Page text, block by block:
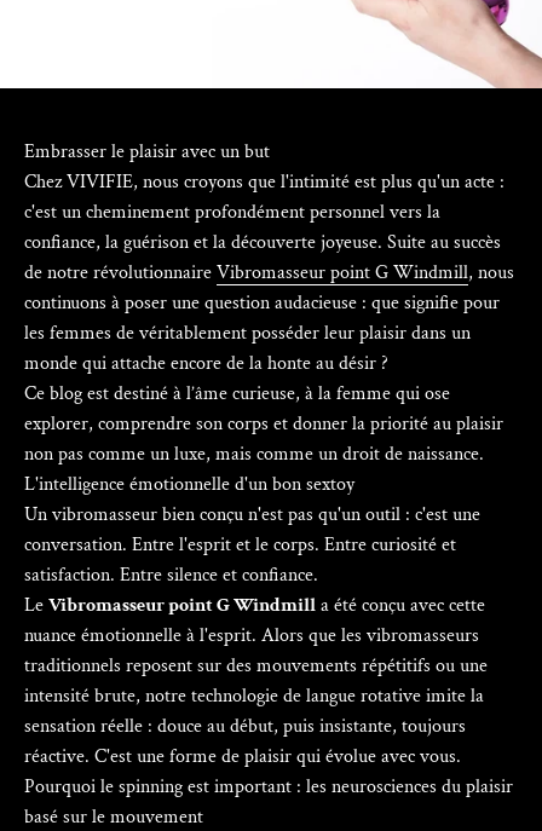
Embrasser le plaisir avec un but
Chez VIVIFIE, nous croyons que l'intimité est plus qu'un acte :
c'est un cheminement profondément personnel vers la
confiance, la guérison et la découverte joyeuse. Suite au succès
de notre révolutionnaireVibromasseur point G Windmill, nous
continuons à poser une question audacieuse : que signifie pour
les femmes de véritablement posséder leur plaisir dans un
monde qui attache encore de la honte au désir ?
Ce blog est destiné à l’âme curieuse, à la femme qui ose
explorer, comprendre son corps et donner la priorité au plaisir
non pas comme un luxe, mais comme un droit de naissance.
L'intelligence émotionnelle d'un bon sextoy
Un vibromasseur bien conçu n'est pas qu'un outil : c'est une
conversation. Entre l'esprit et le corps. Entre curiosité et
satisfaction. Entre silence et confiance.
LeVibromasseur point G Windmilla été conçu avec cette
nuance émotionnelle à l'esprit. Alors que les vibromasseurs
traditionnels reposent sur des mouvements répétitifs ou une
intensité brute, notre technologie de langue rotative imite la
sensation réelle : douce au début, puis insistante, toujours
réactive. C'est une forme de plaisir qui évolue avec vous.
Pourquoi le spinning est important : les neurosciences du plaisir
basé sur le mouvement